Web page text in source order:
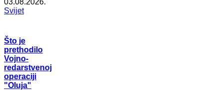
03.08.2026.
Svijet
Što je
prethodilo
Vojno-
redarstvenoj
operaciji
"Oluja"